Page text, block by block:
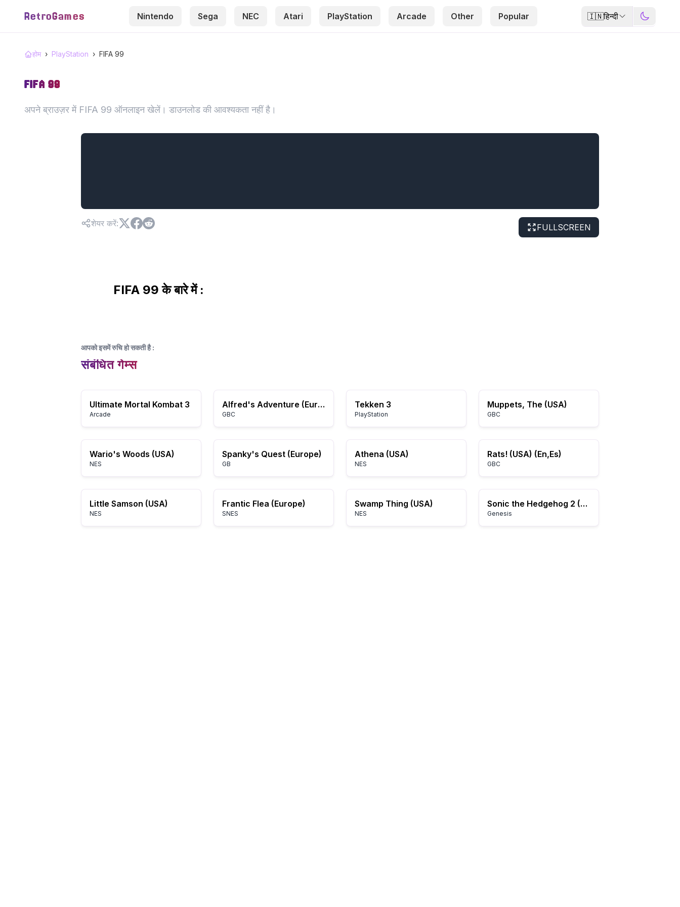
RetroGames Nintendo Sega NEC Atari PlayStation Arcade Other Popular 🇮🇳हिन्दी
होम › PlayStation › FIFA 99
FIFA 99
अपने ब्राउज़र में FIFA 99 ऑनलाइन खेलें। डाउनलोड की आवश्यकता नहीं है।
शेयर करें: FULLSCREEN
FIFA 99 के बारे में :
आपको इसमें रुचि हो सकती है:
संबंधित गेम्स
Ultimate Mortal Kombat 3
Arcade
Alfred's Adventure (Europe) (En,Fr,De,Es,It)
GBC
Tekken 3
PlayStation
Muppets, The (USA)
GBC
Wario's Woods (USA)
NES
Spanky's Quest (Europe)
GB
Athena (USA)
NES
Rats! (USA) (En,Es)
GBC
Little Samson (USA)
NES
Frantic Flea (Europe)
SNES
Swamp Thing (USA)
NES
Sonic the Hedgehog 2 (World)
Genesis